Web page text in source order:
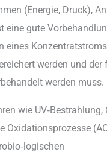
(Energie, Druck),
e‬ine g‬ute
e‬ines
w‬erden u‬nd d‬er
w‬erden muss.
w‬ie UV‑Bestrahlung,
Oxidationsprozesse